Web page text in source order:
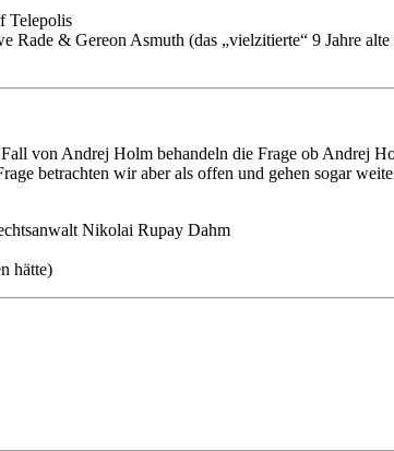
Telepolis
Rade & Gereon Asmuth (das „vielzitierte“ 9 Jahre
von Andrej Holm behandeln die Frage ob Andrej
betrachten wir aber als offen und gehen sogar
Nikolai Rupay Dahm
hätte)